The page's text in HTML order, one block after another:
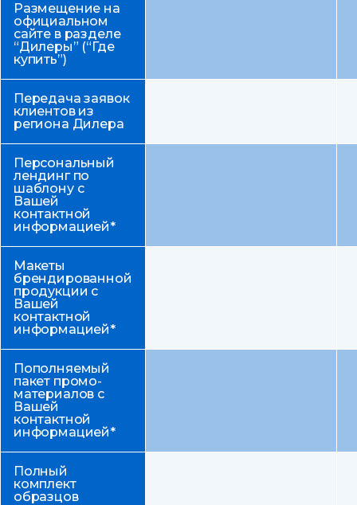
Размещение на
официальном
сайте в разделе
“Дилеры” (“Где
купить”)
Передача заявок
клиентов из
региона Дилера
Персональный
лендинг по
шаблону с
Вашей
контактной
информацией*
Макеты
брендированной
продукции с
Вашей
контактной
информацией*
Пополняемый
пакет промо-
материалов с
Вашей
контактной
информацией*
Полный
комплект
образцов